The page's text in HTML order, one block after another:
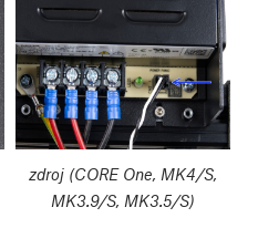
zdroj (CORE One, MK4/S,
MK3.9/S, MK3.5/S)